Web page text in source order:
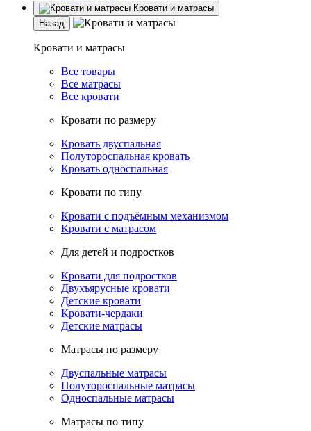
Кровати и матрасы
Назад
Кровати и матрасы
Все товары
Все матрасы
Все кровати
Кровати по размеру
Кровать двуспальная
Полутороспальная кровать
Кровать односпальная
Кровати по типу
Кровати с подъёмным механизмом
Кровати с матрасом
Для детей и подростков
Кровати для подростков
Двухъярусные кровати
Детские кровати
Кровати-чердаки
Детские матрасы
Матрасы по размеру
Двуспальные матрасы
Полутороспальные матрасы
Односпальные матрасы
Матрасы по типу